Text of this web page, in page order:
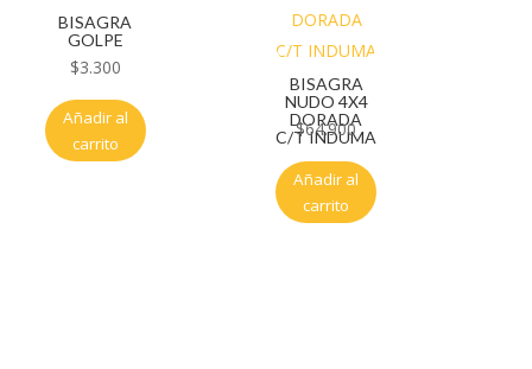
BISAGRA
GOLPE
$3.300
Añadir al
carrito
BISAGRA
NUDO 4X4
DORADA
C/T INDUMA
$64.900
Añadir al
carrito